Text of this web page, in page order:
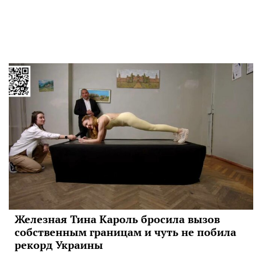
Железная Тина Кароль бросила вызов
собственным границам и чуть не побила
рекорд Украины